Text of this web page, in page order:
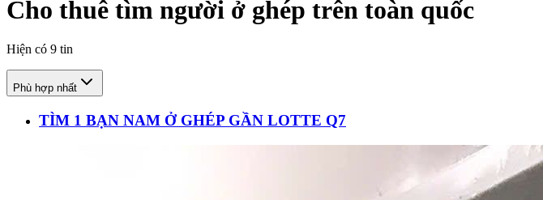
Cho thuê tìm người ở ghép trên toàn quốc
Hiện có 9 tin
Phù hợp nhất
TÌM 1 BẠN NAM Ở GHÉP GẦN LOTTE Q7